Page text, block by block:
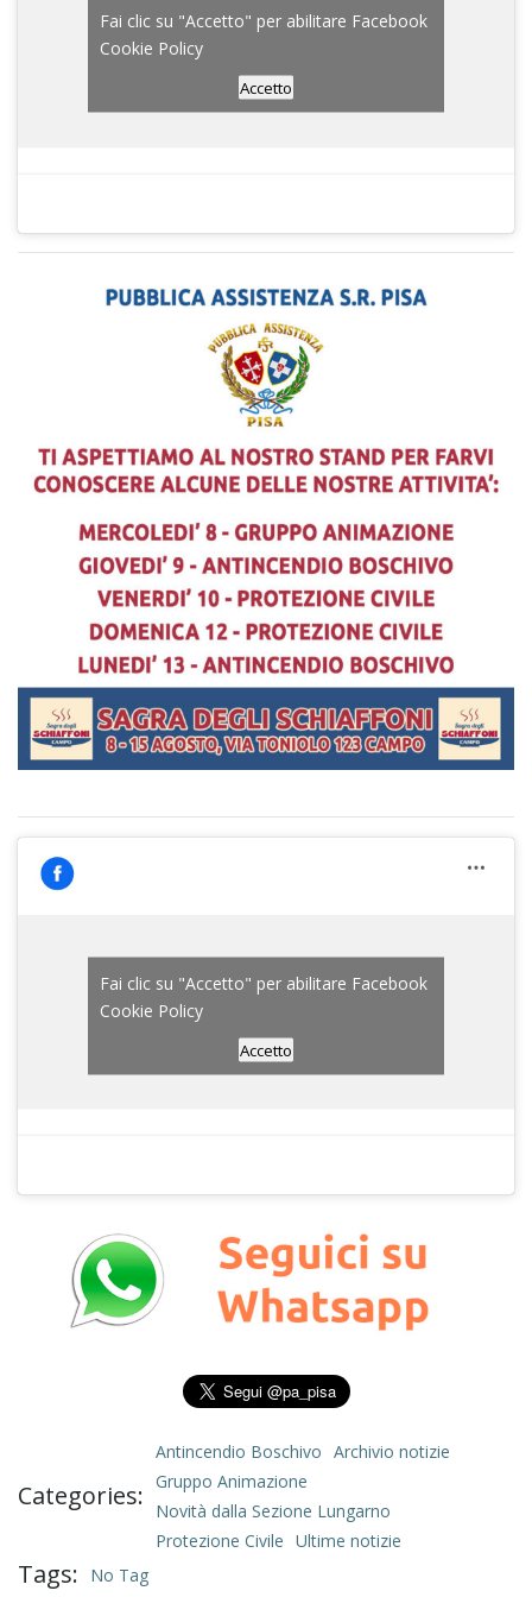
Fai clic su "Accetto" per abilitare Facebook
Cookie Policy
Accetto
Fai clic su "Accetto" per abilitare Facebook
Cookie Policy
Accetto
Categories:
Antincendio Boschivo Archivio notizie
Gruppo Animazione
Novità dalla Sezione Lungarno
Protezione Civile Ultime notizie
Tags: No Tag